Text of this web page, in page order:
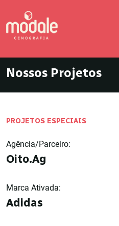
Nossos Projetos
PROJETOS ESPECIAIS
Agência/Parceiro:
Oito.Ag
Marca Ativada:
Adidas